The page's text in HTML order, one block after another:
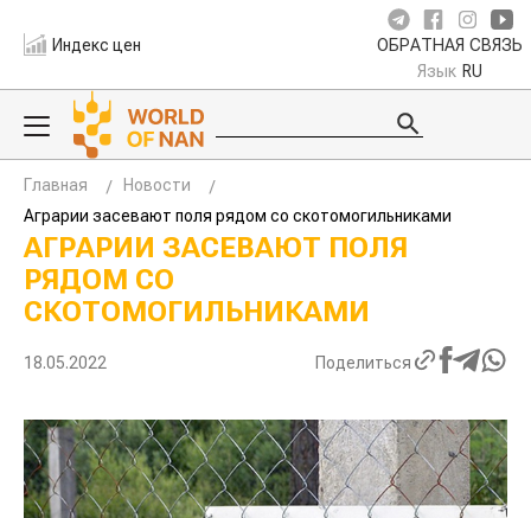
Индекс цен ОБРАТНАЯ СВЯЗЬ
Язык RU
Главная
Новости
Аграрии засевают поля рядом со скотомогильниками
АГРАРИИ ЗАСЕВАЮТ ПОЛЯ
РЯДОМ СО
СКОТОМОГИЛЬНИКАМИ
18.05.2022 Поделиться